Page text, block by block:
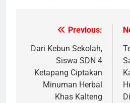
navigation
Previous:
Dari Kebun Sekolah,
Siswa SDN 4
Ketapang Ciptakan
Minuman Herbal
Khas Kalteng